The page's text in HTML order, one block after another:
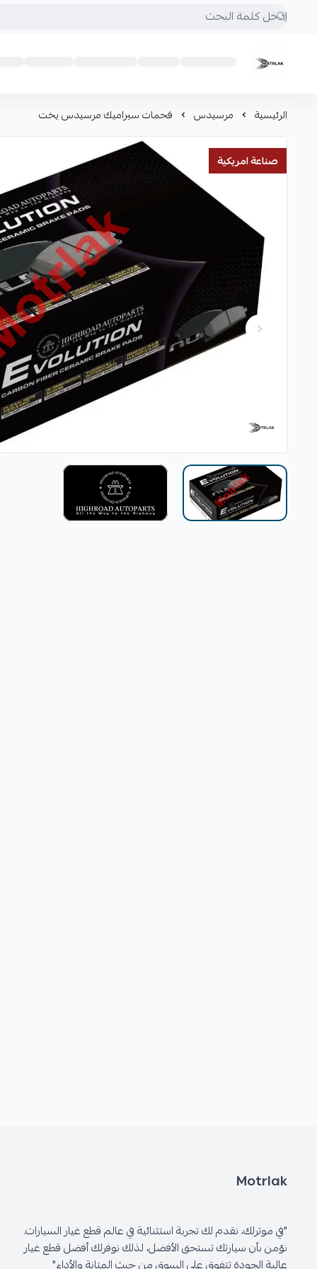
Motrlak
الرئيسية مرسيدس فحمات سيراميك مرسيدس يخت
صناعة امريكية
Motrlak
"في موترلك، نقدم لك تجربة استثنائية في عالم قطع غيار السيارات.
نؤمن بأن سيارتك تستحق الأفضل، لذلك نوفرلك أفضل قطع غيار
عالية الجودة تتفوق على السوق من حيث المتانة والأداء"